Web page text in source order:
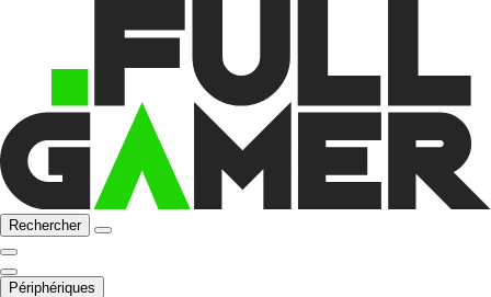
Rechercher
Périphériques